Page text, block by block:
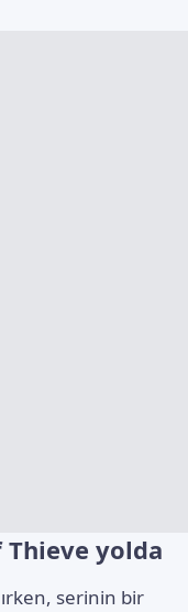
Thieve yolda
serinin bir